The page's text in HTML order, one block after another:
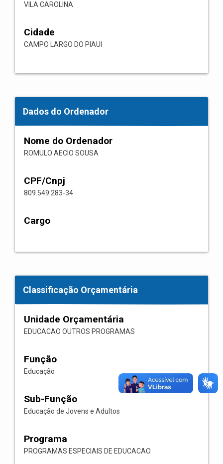
VILA CAROLINA
Cidade
CAMPO LARGO DO PIAUI
Dados do Ordenador
Nome do Ordenador
ROMULO AECIO SOUSA
CPF/Cnpj
809.549.283-34
Cargo
Classificação Orçamentária
Unidade Orçamentária
EDUCACAO OUTROS PROGRAMAS
Função
Educação
Sub-Função
Educação de Jovens e Adultos
Programa
PROGRAMAS ESPECIAIS DE EDUCACAO